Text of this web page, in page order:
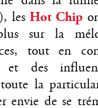
lesHot Chip
sur la
tout en
et des
la
envie de se